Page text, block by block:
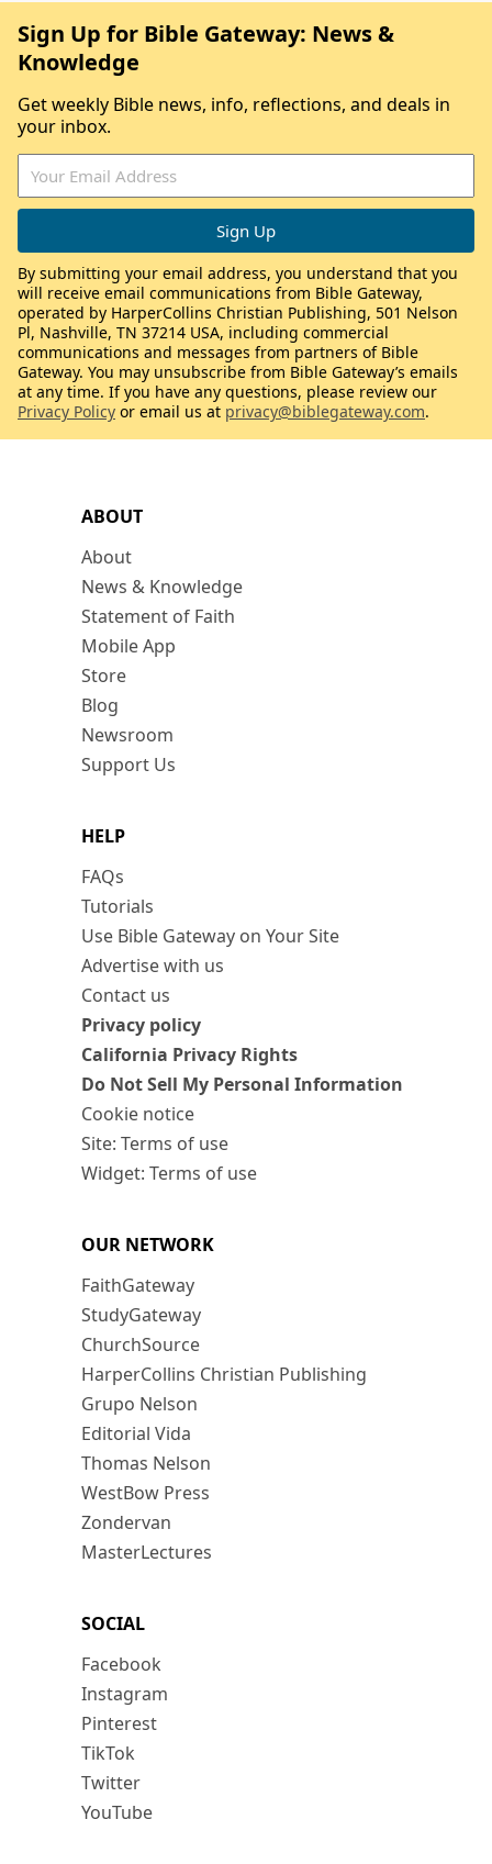
ABOUT
About
News & Knowledge
Statement of Faith
Mobile App
Store
Blog
Newsroom
Support Us
HELP
FAQs
Tutorials
Use Bible Gateway on Your Site
Advertise with us
Contact us
Privacy policy
California Privacy Rights
Do Not Sell My Personal Information
Cookie notice
Site: Terms of use
Widget: Terms of use
OUR NETWORK
FaithGateway
StudyGateway
ChurchSource
HarperCollins Christian Publishing
Grupo Nelson
Editorial Vida
Thomas Nelson
WestBow Press
Zondervan
MasterLectures
SOCIAL
Facebook
Instagram
Pinterest
TikTok
Twitter
YouTube
Sign Up for Bible Gateway: News &
Knowledge
Get weekly Bible news, info, reflections, and deals in
your inbox.
By submitting your email address, you understand that you
will receive email communications from Bible Gateway,
operated by HarperCollins Christian Publishing, 501 Nelson
Pl, Nashville, TN 37214 USA, including commercial
communications and messages from partners of Bible
Gateway. You may unsubscribe from Bible Gateway’s emails
at any time. If you have any questions, please review our
Privacy Policy or email us at privacy@biblegateway.com.